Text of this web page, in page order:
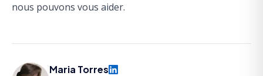
nous pouvons vous aider.
Maria Torres